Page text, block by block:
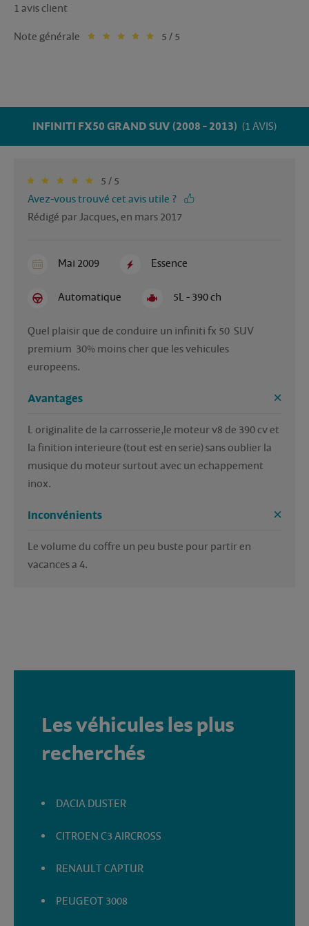
1 avis client
Note générale 5 / 5
INFINITI FX50 GRAND SUV (2008 - 2013) (1 AVIS)
5 / 5
Avez-vous trouvé cet avis utile ?
Rédigé par Jacques, en mars 2017
Mai 2009 Essence
Automatique 5L - 390 ch
Quel plaisir que de conduire un infiniti fx 50  SUV
premium  30% moins cher que les vehicules
europeens.
Avantages
L originalite de la carrosserie,le moteur v8 de 390 cv et
la finition interieure (tout est en serie) sans oublier la
musique du moteur surtout avec un echappement
inox.
Inconvénients
Le volume du coffre un peu buste pour partir en
vacances a 4.
Les véhicules les plus
recherchés
DACIA DUSTER
CITROEN C3 AIRCROSS
RENAULT CAPTUR
PEUGEOT 3008